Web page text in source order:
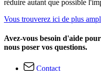
réduire autant que possible
Vous trouverez ici de plus
Avez-vous besoin d'aide
nous poser vos questions.
Contact